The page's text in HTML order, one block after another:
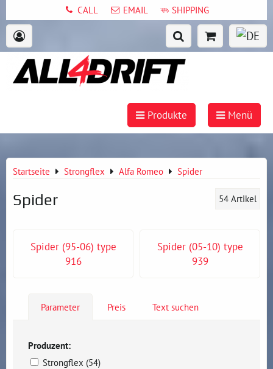
CALL EMAIL SHIPPING
Produkte Menü
Startseite Strongflex Alfa Romeo Spider
Spider 54 Artikel
Spider (95-06) type
916
Spider (05-10) type
939
Parameter Preis Text suchen
Produzent:
Strongflex (54)